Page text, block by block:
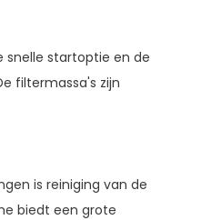
snelle startoptie en de
filtermassa's zijn
is reiniging van de
biedt een grote